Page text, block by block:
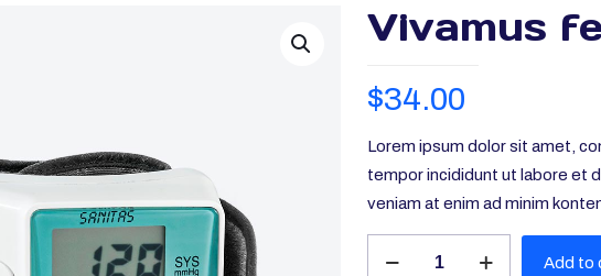
Vivamus
$34.00
Lorem ipsum dolor sit amet,
tempor incididunt ut labore et
veniam at enim ad minim
Add to